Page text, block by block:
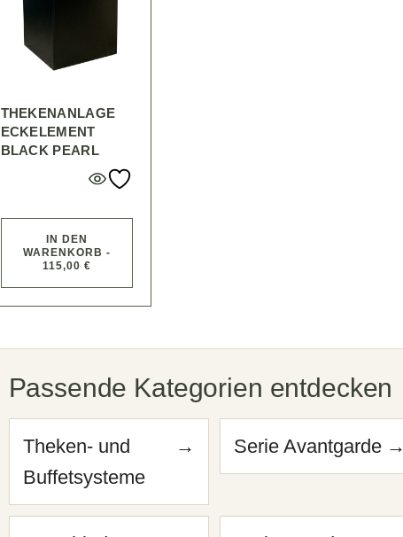
THEKENANLAGE
ECKELEMENT
BLACK PEARL
IN DEN
WARENKORB -
115,00 €
Passende Kategorien entdecken
Theken- und
Buffetsysteme
→ Serie Avantgarde →